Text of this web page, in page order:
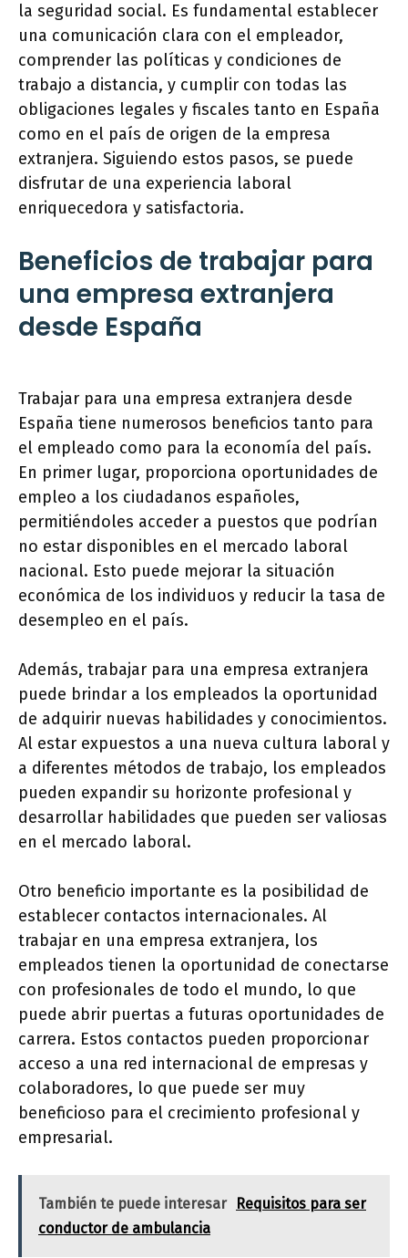
la seguridad social. Es fundamental establecer
una comunicación clara con el empleador,
comprender las políticas y condiciones de
trabajo a distancia, y cumplir con todas las
obligaciones legales y fiscales tanto en España
como en el país de origen de la empresa
extranjera. Siguiendo estos pasos, se puede
disfrutar de una experiencia laboral
enriquecedora y satisfactoria.
Beneficios de trabajar para
una empresa extranjera
desde España
Trabajar para una empresa extranjera desde
España tiene numerosos beneficios tanto para
el empleado como para la economía del país.
En primer lugar, proporciona oportunidades de
empleo a los ciudadanos españoles,
permitiéndoles acceder a puestos que podrían
no estar disponibles en el mercado laboral
nacional. Esto puede mejorar la situación
económica de los individuos y reducir la tasa de
desempleo en el país.
Además, trabajar para una empresa extranjera
puede brindar a los empleados la oportunidad
de adquirir nuevas habilidades y conocimientos.
Al estar expuestos a una nueva cultura laboral y
a diferentes métodos de trabajo, los empleados
pueden expandir su horizonte profesional y
desarrollar habilidades que pueden ser valiosas
en el mercado laboral.
Otro beneficio importante es la posibilidad de
establecer contactos internacionales. Al
trabajar en una empresa extranjera, los
empleados tienen la oportunidad de conectarse
con profesionales de todo el mundo, lo que
puede abrir puertas a futuras oportunidades de
carrera. Estos contactos pueden proporcionar
acceso a una red internacional de empresas y
colaboradores, lo que puede ser muy
beneficioso para el crecimiento profesional y
empresarial.
También te puede interesar
Requisitos para ser
conductor de ambulancia